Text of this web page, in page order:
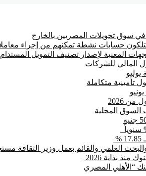
سوق تحويلات المصريين بالخارج
المعنية لإصدار تصنيف التمويل المستدام
المالي للشركات
تأمينية متكاملة
العلمي والقائم بعمل وزير الثقافة
“الأهلي المصري